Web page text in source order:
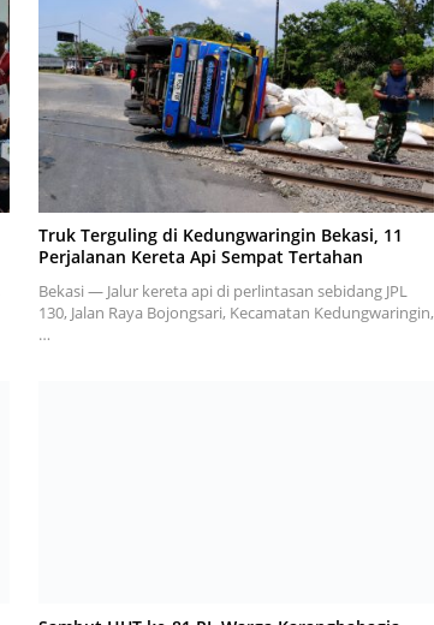
Truk Terguling di Kedungwaringin Bekasi, 11
Perjalanan Kereta Api Sempat Tertahan
Bekasi — Jalur kereta api di perlintasan sebidang JPL
130, Jalan Raya Bojongsari, Kecamatan Kedungwaringin,
…